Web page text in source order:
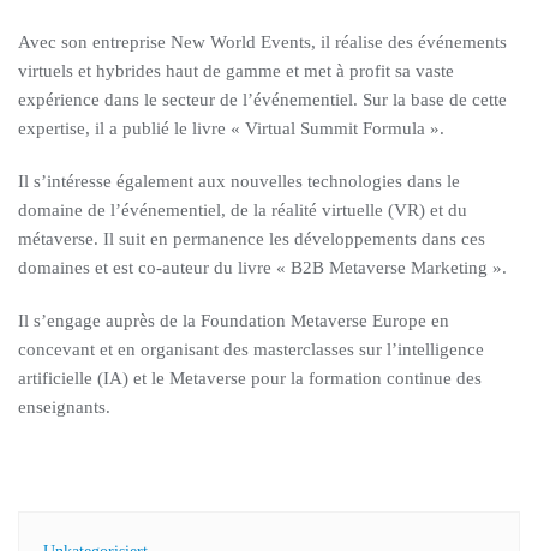
Avec son entreprise New World Events, il réalise des événements
virtuels et hybrides haut de gamme et met à profit sa vaste
expérience dans le secteur de l’événementiel. Sur la base de cette
expertise, il a publié le livre « Virtual Summit Formula ».
Il s’intéresse également aux nouvelles technologies dans le
domaine de l’événementiel, de la réalité virtuelle (VR) et du
métaverse. Il suit en permanence les développements dans ces
domaines et est co-auteur du livre « B2B Metaverse Marketing ».
Il s’engage auprès de la Foundation Metaverse Europe en
concevant et en organisant des masterclasses sur l’intelligence
artificielle (IA) et le Metaverse pour la formation continue des
enseignants.